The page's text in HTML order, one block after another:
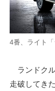
4番、ライト「
ランドク
走破してき